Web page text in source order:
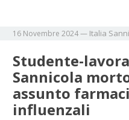
16 Novembre 2024— Italia
Studente-
Sannicola
assunto
influenzali